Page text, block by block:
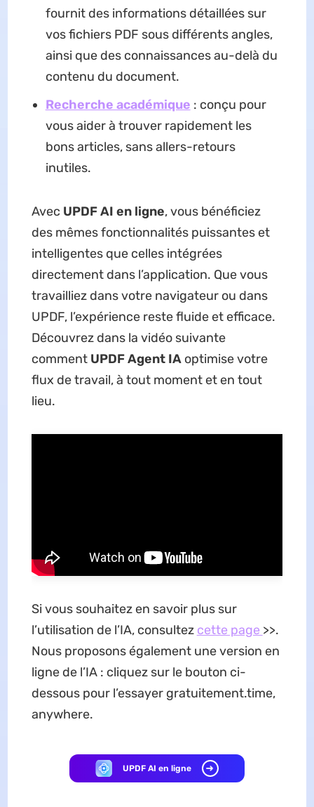
fournit des informations détaillées sur
vos fichiers PDF sous différents angles,
ainsi que des connaissances au-delà du
contenu du document.
Recherche académique : conçu pour
vous aider à trouver rapidement les
bons articles, sans allers-retours
inutiles.
Avec UPDF AI en ligne, vous bénéficiez
des mêmes fonctionnalités puissantes et
intelligentes que celles intégrées
directement dans l’application. Que vous
travailliez dans votre navigateur ou dans
UPDF, l’expérience reste fluide et efficace.
Découvrez dans la vidéo suivante
comment UPDF Agent IAoptimise votre
flux de travail, à tout moment et en tout
lieu.
Si vous souhaitez en savoir plus sur
l’utilisation de l’IA, consultez cette page >>.
Nous proposons également une version en
ligne de l’IA : cliquez sur le bouton ci-
dessous pour l’essayer gratuitement.time,
anywhere.
UPDF AI en ligne